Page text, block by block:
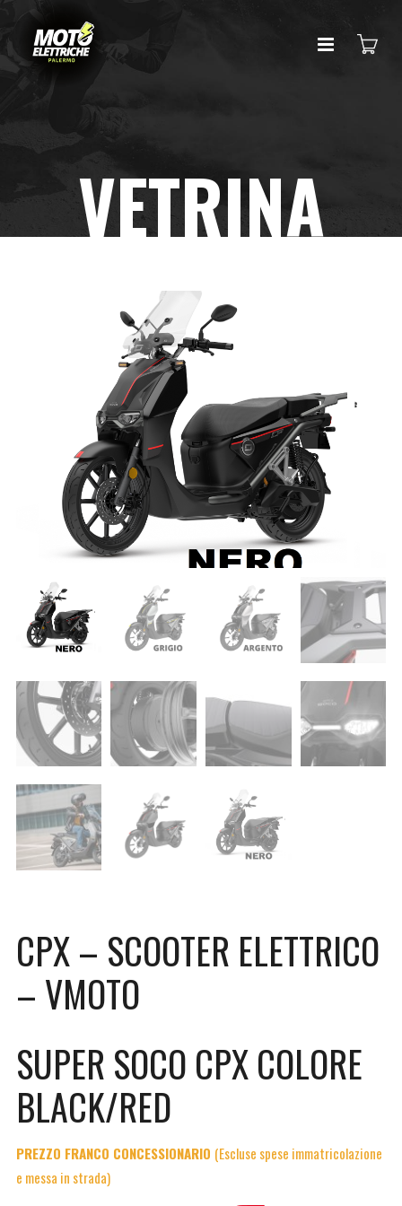
VETRINA
CPX – SCOOTER ELETTRICO
– VMOTO
SUPER SOCO CPX COLORE
BLACK/RED
PREZZO FRANCO CONCESSIONARIO (Escluse spese immatricolazione
e messa in strada)